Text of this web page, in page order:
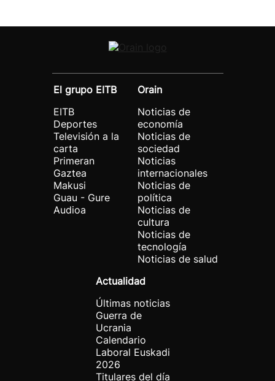
El grupo EITB
EITB
Deportes
Televisión a la
carta
Primeran
Gaztea
Makusi
Guau - Gure
Audioa
Orain
Noticias de
economía
Noticias de
sociedad
Noticias
internacionales
Noticias de
política
Noticias de
cultura
Noticias de
tecnología
Noticias de salud
Actualidad
Últimas noticias
Guerra de
Ucrania
Calendario
Laboral Euskadi
2026
Titulares del día